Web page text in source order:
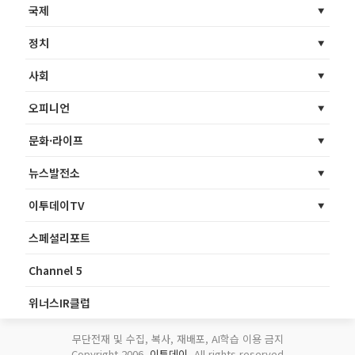
국제
정치
사회
오피니언
문화·라이프
뉴스발전소
이투데이TV
스페셜리포트
Channel 5
위너스IR클럽
무단전재 및 수집, 복사, 재배포, AI학습 이용 금지